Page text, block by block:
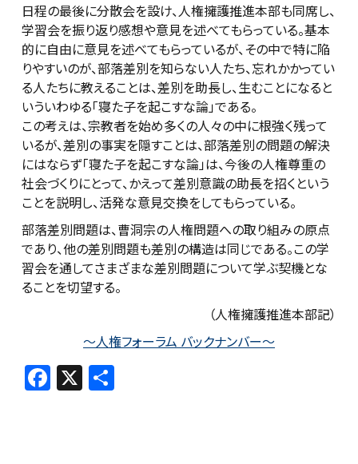
日程の最後に分散会を設け、人権擁護推進本部も同席し、
学習会を振り返り感想や意見を述べてもらっている。基本
的に自由に意見を述べてもらっているが、その中で特に陥
りやすいのが、部落差別を知らない人たち、忘れかかってい
る人たちに教えることは、差別を助長し、生むことになると
いういわゆる「寝た子を起こすな論」である。
この考えは、宗教者を始め多くの人々の中に根強く残って
いるが、差別の事実を隠すことは、部落差別の問題の解決
にはならず「寝た子を起こすな論」は、今後の人権尊重の
社会づくりにとって、かえって差別意識の助長を招くという
ことを説明し、活発な意見交換をしてもらっている。
部落差別問題は、曹洞宗の人権問題への取り組みの原点
であり、他の差別問題も差別の構造は同じである。この学
習会を通してさまざまな差別問題について学ぶ契機とな
ることを切望する。
（人権擁護推進本部記）
～人権フォーラム バックナンバー～
F
a
X 共